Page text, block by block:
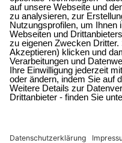
Planauskunft
Fragen und Antworten
Kündigungsformular